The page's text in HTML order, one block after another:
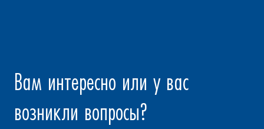
Вам интересно или у вас
возникли вопросы?